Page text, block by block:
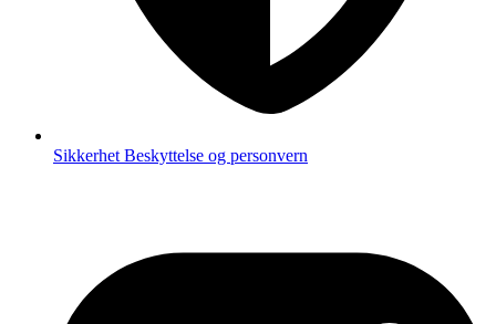
Sikkerhet Beskyttelse og personvern